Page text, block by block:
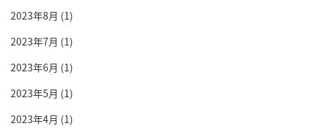
2023年8月 (1)
2023年7月 (1)
2023年6月 (1)
2023年5月 (1)
2023年4月 (1)